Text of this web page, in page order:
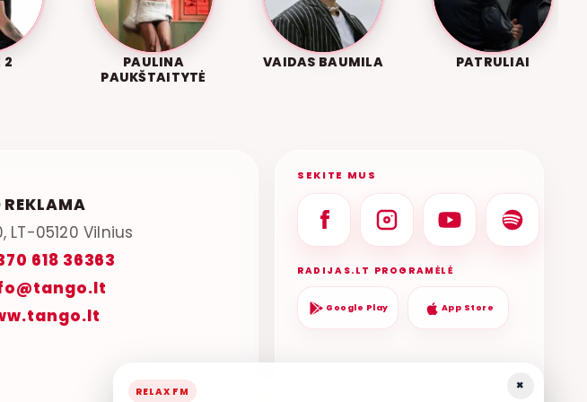
2
PAULINA
PAUKŠTAITYTĖ
VAIDAS BAUMILA PATRULIAI
LT-05120 Vilnius
618 36363
SEKITE MUS
RADIJAS.LT PROGRAMĖLĖ
Google Play App Store
×
RELAX FM